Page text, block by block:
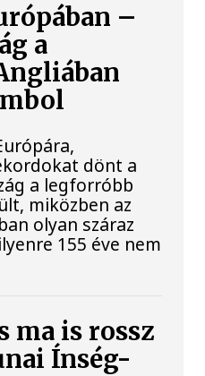
–
a
dönt a
a legforróbb
miközben az
olyan száraz
155 éve nem
ma is rossz
Ínség-